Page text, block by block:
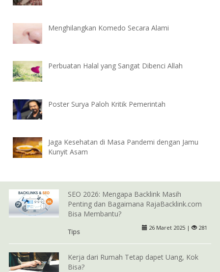
Menghilangkan Komedo Secara Alami
Perbuatan Halal yang Sangat Dibenci Allah
Poster Surya Paloh Kritik Pemerintah
Jaga Kesehatan di Masa Pandemi dengan Jamu
Kunyit Asam
SEO 2026: Mengapa Backlink Masih
Penting dan Bagaimana RajaBacklink.com
Bisa Membantu?
Tips
26 Maret 2025 | 281
Kerja dari Rumah Tetap dapet Uang, Kok
Bisa?